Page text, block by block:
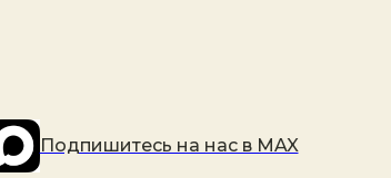
Подпишитесь на наc в MAX